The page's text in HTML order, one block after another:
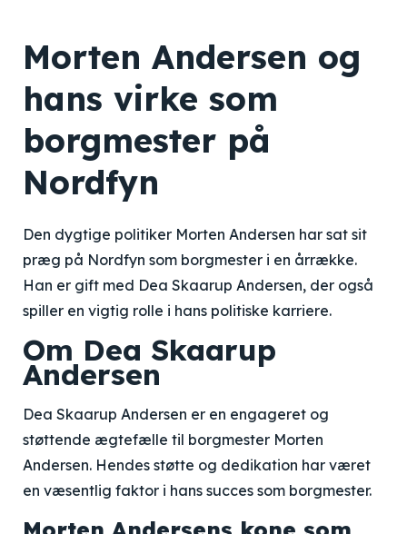
Morten Andersen og
hans virke som
borgmester på
Nordfyn
Den dygtige politiker Morten Andersen har sat sit
præg på Nordfyn som borgmester i en årrække.
Han er gift med Dea Skaarup Andersen, der også
spiller en vigtig rolle i hans politiske karriere.
Om Dea Skaarup
Andersen
Dea Skaarup Andersen er en engageret og
støttende ægtefælle til borgmester Morten
Andersen. Hendes støtte og dedikation har været
en væsentlig faktor i hans succes som borgmester.